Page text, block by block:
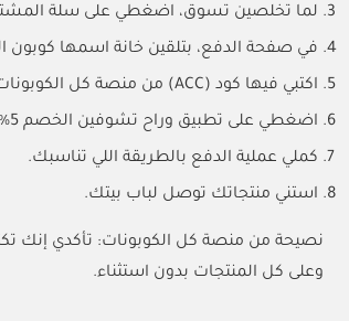
لما تخلصين تسوق، اضغطي على سلة
في صفحة الدفع، بتلقين خانة اسمها كوبون
اكتبي فيها كود (ACC) من منصة كل الكوبونات.
اضغطي على تطبيق وراح تشوفين الخصم 5% ينطبق على طول.
كملي عملية الدفع بالطريقة اللي تناسبك.
استني منتجاتك توصل لباب بيتك.
وعلى كل المنتجات بدون استثناء.